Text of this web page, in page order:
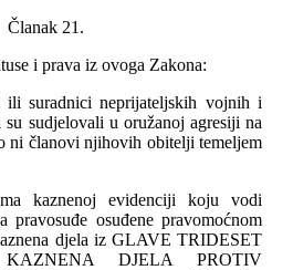
Članak 21.
i prava iz ovoga Zakona:
ili suradnici neprijateljskih vojnih i
sudjelovali u oružanoj agresiji na
ni članovi njihovih obitelji temeljem
kaznenoj evidenciji koju vodi
pravosuđe osuđene pravomoćnom
djela iz GLAVE TRIDESET
DJELA PROTIV